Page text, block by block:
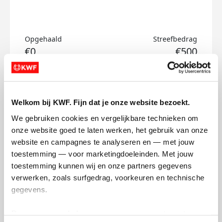
Welkom bij KWF. Fijn dat je onze website bezoekt.
We gebruiken cookies en vergelijkbare technieken om
onze website goed te laten werken, het gebruik van onze
website en campagnes te analyseren en — met jouw
toestemming — voor marketingdoeleinden. Met jouw
toestemming kunnen wij en onze partners gegevens
verwerken, zoals surfgedrag, voorkeuren en technische
gegevens.
Opgehaald
€0
Streefbedrag
€500
Doneer
Arnest's badges